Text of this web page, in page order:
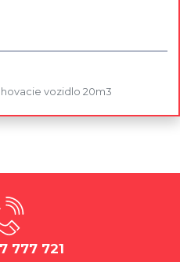
vozidlo 20m3
777 721